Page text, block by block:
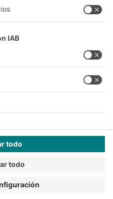
para su uso en actividades
suministro